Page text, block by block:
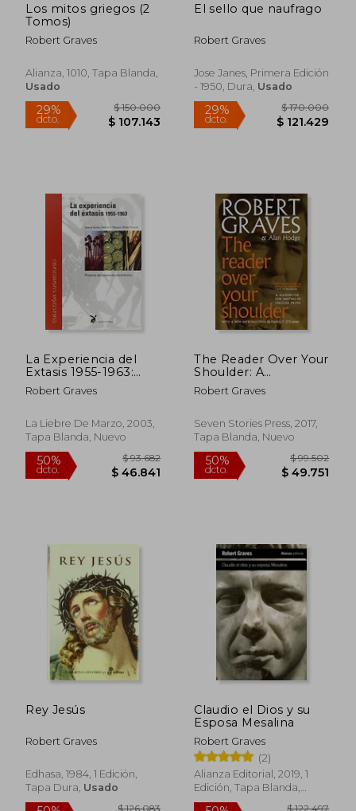
40%
dcto.
$ 64.037
$ 38.422
29%
dcto.
Los mitos griegos (2
Tomos)
Robert Graves
Alianza, 1010, Tapa Blanda,
Usado
El sello que naufrago
Robert Graves
Jose Janes, Primera Edición
- 1950, Dura, Usado
La Experiencia del
Extasis 1955-1963:
Pioneros del
Amanecer Psico
Robert Graves
La Liebre De Marzo, 2003,
Tapa Blanda, Nuevo
The Reader Over Your
Shoulder: A
Handbook for Writers
of English Prose (en
Robert Graves
Seven Stories Press, 2017,
Tapa Blanda, Nuevo
Rey Jesús
Robert Graves
Edhasa, 1984, 1 Edición,
Tapa Dura, Usado
Claudio el Dios y su
Esposa Mesalina
Robert Graves
(2)
Alianza Editorial, 2019, 1
Edición, Tapa Blanda,
Usado